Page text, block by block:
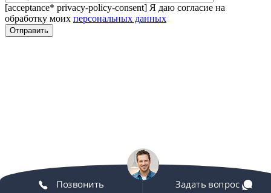
[acceptance* privacy-policy-consent] Я даю согласие на
обработку моих персональных данных
Позвонить Задать вопрос